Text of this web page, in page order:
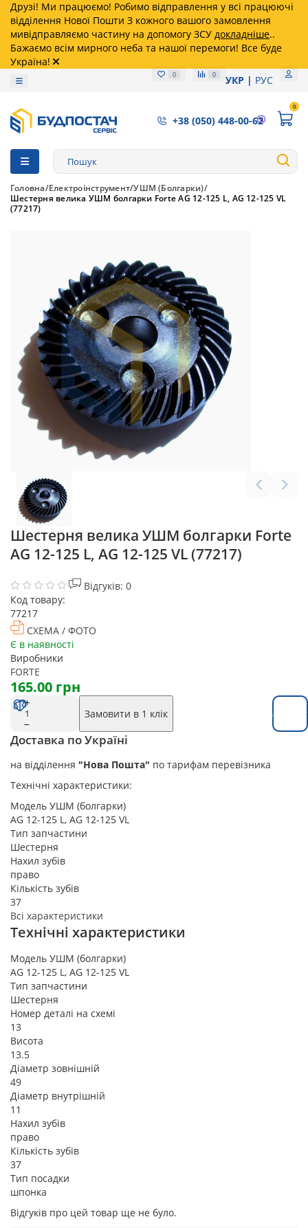
Друзі! Ми працюємо! Робимо відправлення у всі працюючі
відділення Нової Пошти З кожного вашого замовлення
мивідправляємо частину на допомогу ЗСУ докладніше..
Бажаємо всім мирного неба та нашої перемоги! Все буде
Україна!
0 0 УКР РУС
+38 (050) 448-00-62
0
Головна Електроінструмент УШМ (Болгарки)
Шестерня велика УШМ болгарки Forte AG 12-125 L, AG 12-125 VL
(77217)
Шестерня велика УШМ болгарки Forte
AG 12-125 L, AG 12-125 VL (77217)
Відгуків: 0
Код товару:
77217
СХЕМА / ФОТО
Є в наявності
Виробники
FORTE
165.00 грн
Замовити в 1 клік
Доставка по Україні
на відділення "Нова Пошта" по тарифам перевізника
Технічні характеристики:
Модель УШМ (болгарки)
AG 12-125 L, AG 12-125 VL
Тип запчастини
Шестерня
Нахил зубів
право
Кількість зубів
37
Всі характеристики
Технічні характеристики
Модель УШМ (болгарки)
AG 12-125 L, AG 12-125 VL
Тип запчастини
Шестерня
Номер деталі на схемі
13
Висота
13.5
Діаметр зовнішній
49
Діаметр внутрішній
11
Нахил зубів
право
Кількість зубів
37
Тип посадки
шпонка
Відгуків про цей товар ще не було.